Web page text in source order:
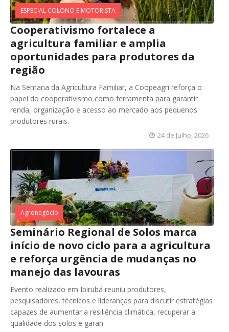
ESPECIAL COLONO E MOTORISTA
Cooperativismo fortalece a
agricultura familiar e amplia
oportunidades para produtores da
região
Na Semana da Agricultura Familiar, a Coopeagri reforça o
papel do cooperativismo como ferramenta para garantir
renda, organização e acesso ao mercado aos pequenos
produtores rurais.
24 de Julho, 2026
Agronegócio
Seminário Regional de Solos marca
início de novo ciclo para a agricultura
e reforça urgência de mudanças no
manejo das lavouras
Evento realizado em Ibirubá reuniu produtores,
pesquisadores, técnicos e lideranças para discutir estratégias
capazes de aumentar a resiliência climática, recuperar a
qualidade dos solos e garan